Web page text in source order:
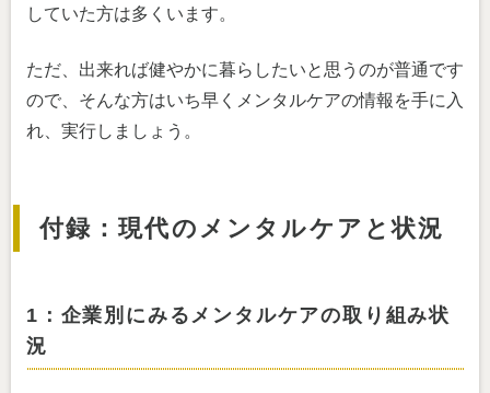
していた方は多くいます。
ただ、出来れば健やかに暮らしたいと思うのが普通です
ので、そんな方はいち早くメンタルケアの情報を手に入
れ、実行しましょう。
付録：現代のメンタルケアと状況
1：企業別にみるメンタルケアの取り組み状
況